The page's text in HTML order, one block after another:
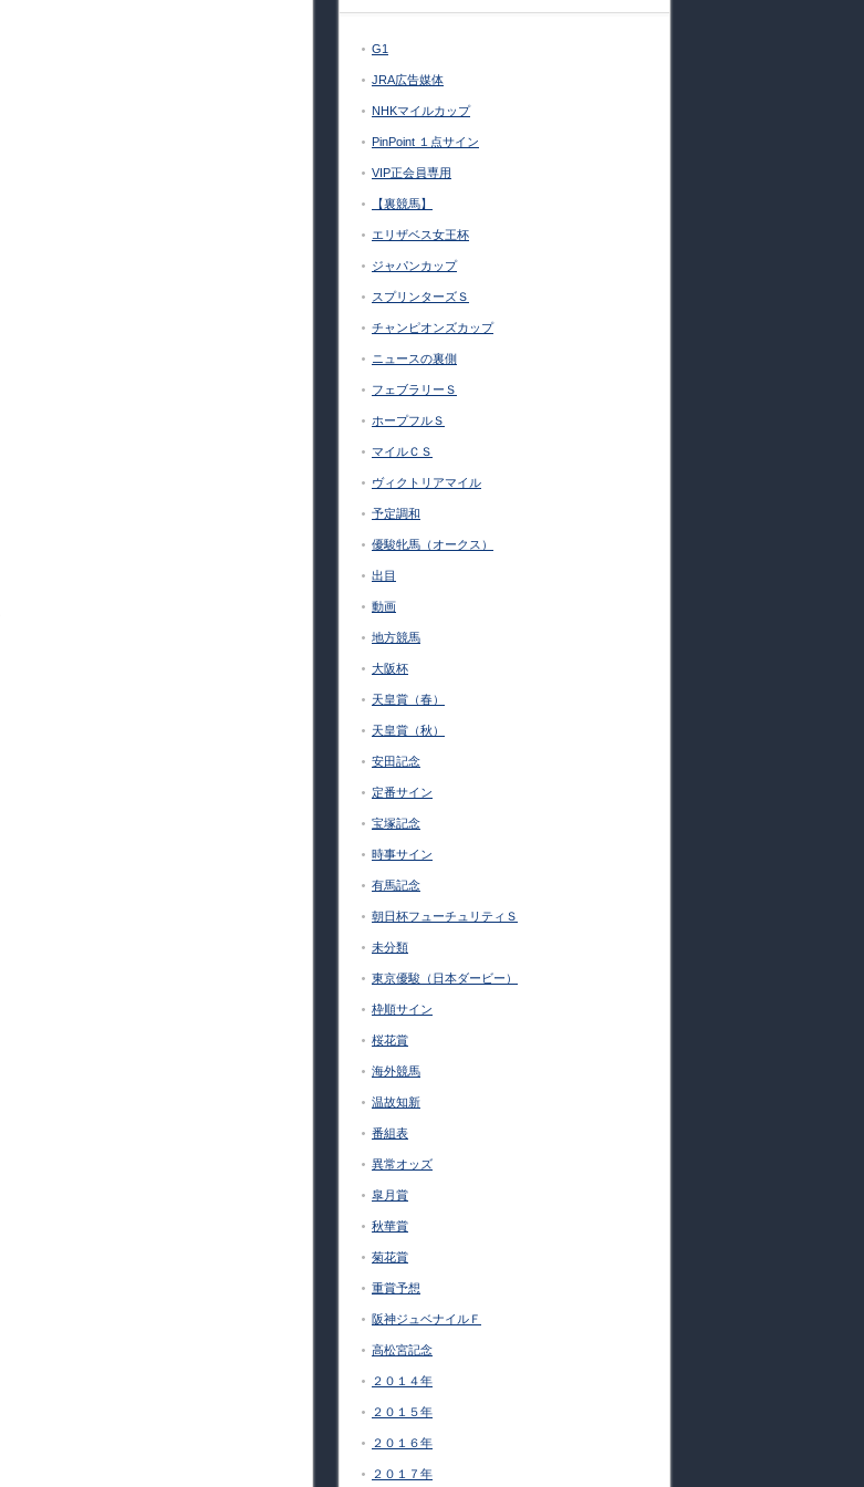
G1
JRA広告媒体
NHKマイルカップ
PinPoint １点サイン
VIP正会員専用
【裏競馬】
エリザベス女王杯
ジャパンカップ
スプリンターズＳ
チャンピオンズカップ
ニュースの裏側
フェブラリーＳ
ホープフルＳ
マイルＣＳ
ヴィクトリアマイル
予定調和
優駿牝馬（オークス）
出目
動画
地方競馬
大阪杯
天皇賞（春）
天皇賞（秋）
安田記念
定番サイン
宝塚記念
時事サイン
有馬記念
朝日杯フューチュリティＳ
未分類
東京優駿（日本ダービー）
枠順サイン
桜花賞
海外競馬
温故知新
番組表
異常オッズ
皐月賞
秋華賞
菊花賞
重賞予想
阪神ジュベナイルＦ
高松宮記念
２０１４年
２０１５年
２０１６年
２０１７年